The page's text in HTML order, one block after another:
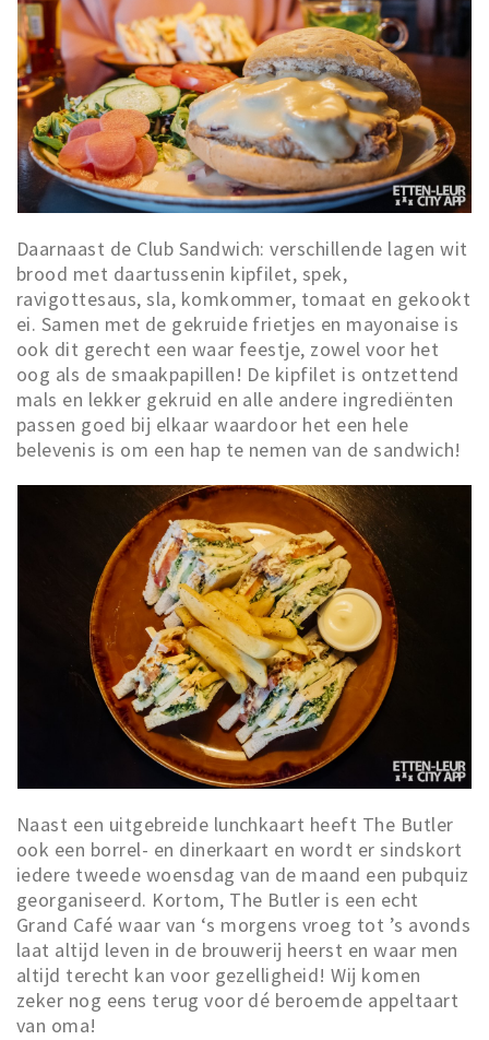
Daarnaast de Club Sandwich: verschillende lagen wit
brood met daartussenin kipfilet, spek,
ravigottesaus, sla, komkommer, tomaat en gekookt
ei. Samen met de gekruide frietjes en mayonaise is
ook dit gerecht een waar feestje, zowel voor het
oog als de smaakpapillen! De kipfilet is ontzettend
mals en lekker gekruid en alle andere ingrediënten
passen goed bij elkaar waardoor het een hele
belevenis is om een hap te nemen van de sandwich!
Naast een uitgebreide lunchkaart heeft The Butler
ook een borrel- en dinerkaart en wordt er sindskort
iedere tweede woensdag van de maand een pubquiz
georganiseerd. Kortom, The Butler is een echt
Grand Café waar van ‘s morgens vroeg tot ’s avonds
laat altijd leven in de brouwerij heerst en waar men
altijd terecht kan voor gezelligheid! Wij komen
zeker nog eens terug voor dé beroemde appeltaart
van oma!